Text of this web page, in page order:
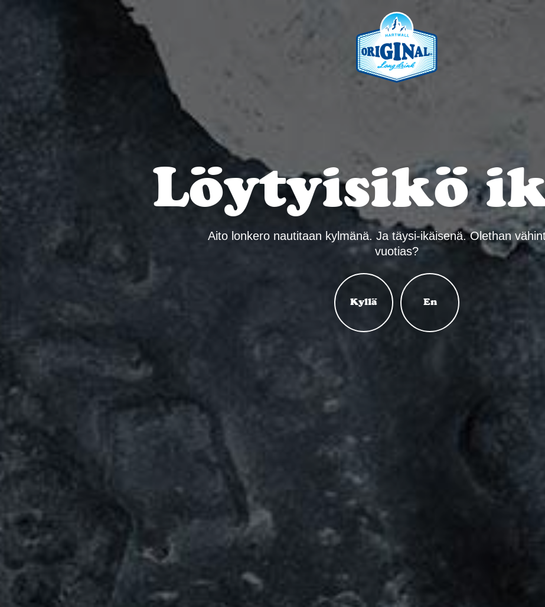
Löytyisikö
Aito lonkero nautitaan kylmänä. Ja täysi-ikäisenä. Olethan
vuotias?
Kyllä En
ETUSIVU MALLISTO JUHLI KOTONA